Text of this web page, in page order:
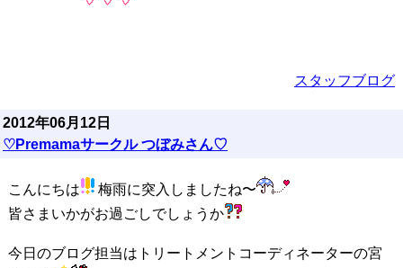
スタッフブログ
2012年06月12日
♡Premamaサークル つぼみさん♡
こんにちは
梅雨に突入しましたね〜
皆さまいかがお過ごしでしょうか
今日のブログ担当はトリートメントコーディネーターの宮